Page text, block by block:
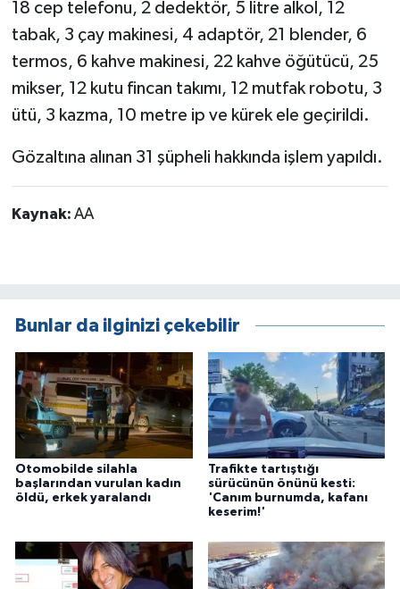
18 cep telefonu, 2 dedektör, 5 litre alkol, 12
tabak, 3 çay makinesi, 4 adaptör, 21 blender, 6
termos, 6 kahve makinesi, 22 kahve öğütücü, 25
mikser, 12 kutu fincan takımı, 12 mutfak robotu, 3
ütü, 3 kazma, 10 metre ip ve kürek ele geçirildi.
Gözaltına alınan 31 şüpheli hakkında işlem yapıldı.
Kaynak: AA
Bunlar da ilginizi çekebilir
Otomobilde silahla
başlarından vurulan kadın
öldü, erkek yaralandı
Trafikte tartıştığı
sürücünün önünü kesti:
'Canım burnumda, kafanı
keserim!'